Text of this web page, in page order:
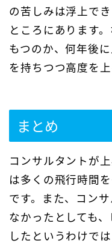
の苦しみは浮上で
ところにあります
もつのか、何年後
を持ちつつ高度を上
まとめ
コンサルタントが
は多くの飛行時間
です。また、コン
なかったとしても
したというわけで